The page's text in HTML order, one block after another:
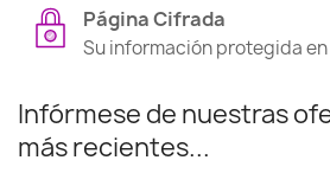
Página Cifrada
Su información protegida
Infórmese de nuestras
más recientes...